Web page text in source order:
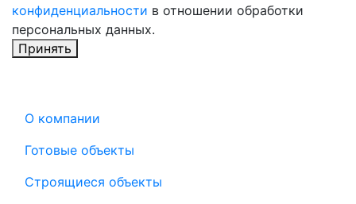
конфиденциальности в отношении обработки
персональных данных.
Принять
О компании
Готовые объекты
Строящиеся объекты